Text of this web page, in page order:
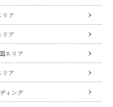
リア
リア
エリア
リア
ィング